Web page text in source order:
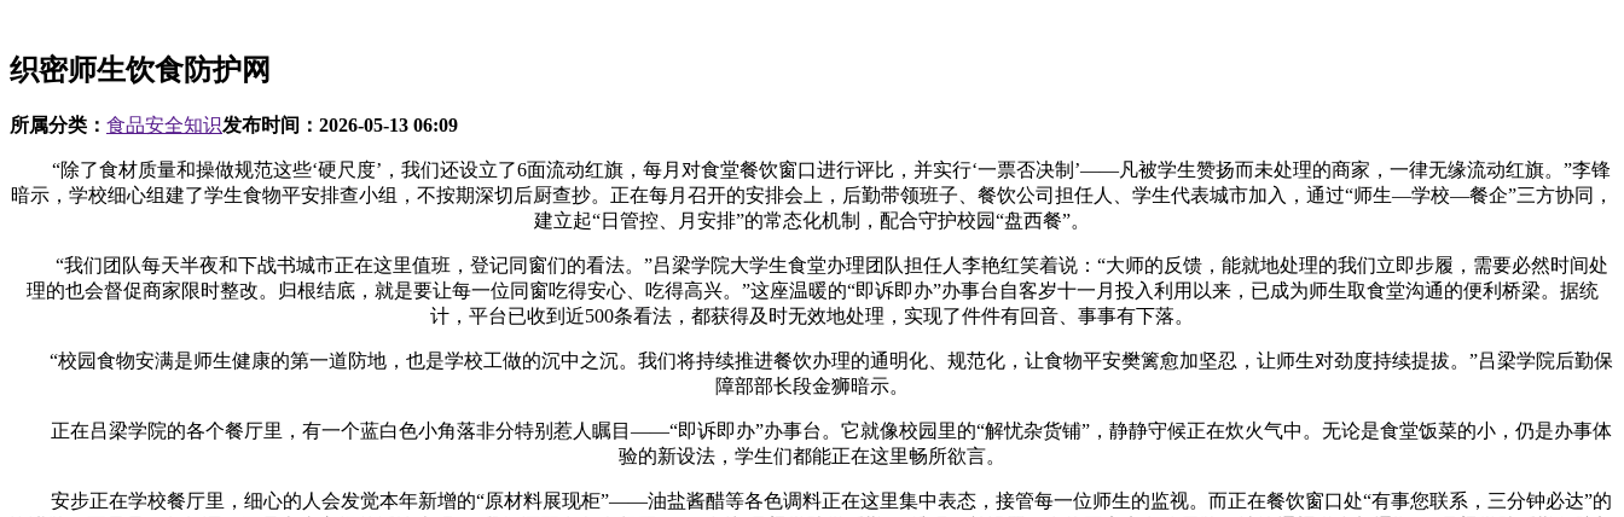
织密师生饮食防护网
所属分类： 食品安全知识发布时间： 2026-05-13 06:09
“除了食材质量和操做规范这些‘硬尺度’，我们还设立了6面流动红旗，每月对食堂餐饮窗口进行评比，并实行‘一票否决制’——凡被学生赞扬而未处理的商家，一律无缘流动红旗。”李锋
暗示，学校细心组建了学生食物平安排查小组，不按期深切后厨查抄。正在每月召开的安排会上，后勤带领班子、餐饮公司担任人、学生代表城市加入，通过“师生—学校—餐企”三方协同，
建立起“日管控、月安排”的常态化机制，配合守护校园“盘西餐”。
“我们团队每天半夜和下战书城市正在这里值班，登记同窗们的看法。”吕梁学院大学生食堂办理团队担任人李艳红笑着说：“大师的反馈，能就地处理的我们立即步履，需要必然时间处
理的也会督促商家限时整改。归根结底，就是要让每一位同窗吃得安心、吃得高兴。”这座温暖的“即诉即办”办事台自客岁十一月投入利用以来，已成为师生取食堂沟通的便利桥梁。据统
计，平台已收到近500条看法，都获得及时无效地处理，实现了件件有回音、事事有下落。
“校园食物安满是师生健康的第一道防地，也是学校工做的沉中之沉。我们将持续推进餐饮办理的通明化、规范化，让食物平安樊篱愈加坚忍，让师生对劲度持续提拔。”吕梁学院后勤保
障部部长段金狮暗示。
正在吕梁学院的各个餐厅里，有一个蓝白色小角落非分特别惹人瞩目——“即诉即办”办事台。它就像校园里的“解忧杂货铺”，静静守候正在炊火气中。无论是食堂饭菜的小，仍是办事体
验的新设法，学生们都能正在这里畅所欲言。
安步正在学校餐厅里，细心的人会发觉本年新增的“原材料展现柜”——油盐酱醋等各色调料正在这里集中表态，接管每一位师生的监视。而正在餐饮窗口处“有事您联系，三分钟必达”的